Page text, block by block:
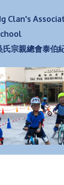
Clan's
氏宗親總會泰伯